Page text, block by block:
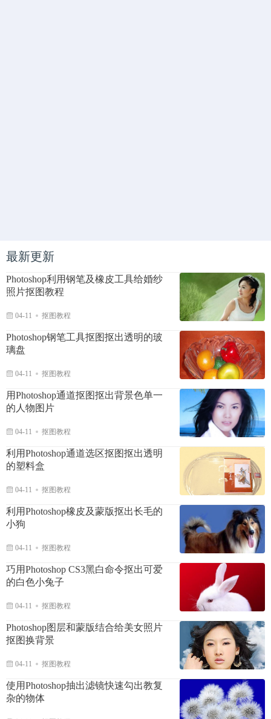
最新更新
Photoshop利用钢笔及橡皮工具给婚纱
照片抠图教程
04-11 抠图教程
Photoshop钢笔工具抠图抠出透明的玻
璃盘
04-11 抠图教程
用Photoshop通道抠图抠出背景色单一
的人物图片
04-11 抠图教程
利用Photoshop通道选区抠图抠出透明
的塑料盒
04-11 抠图教程
利用Photoshop橡皮及蒙版抠出长毛的
小狗
04-11 抠图教程
巧用Photoshop CS3黑白命令抠出可爱
的白色小兔子
04-11 抠图教程
Photoshop图层和蒙版结合给美女照片
抠图换背景
04-11 抠图教程
使用Photoshop抽出滤镜快速勾出教复
杂的物体